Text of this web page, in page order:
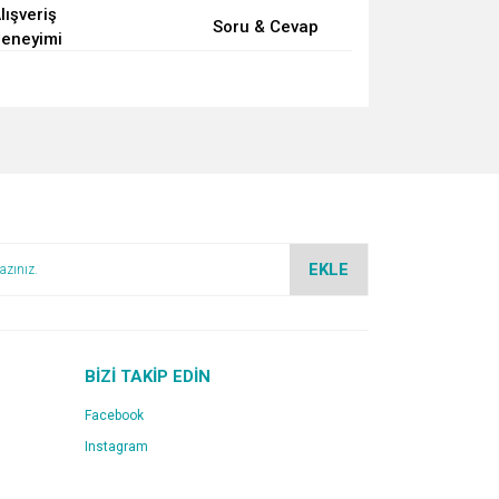
Soru & Cevap
EKLE
BİZİ TAKİP EDİN
Facebook
Instagram